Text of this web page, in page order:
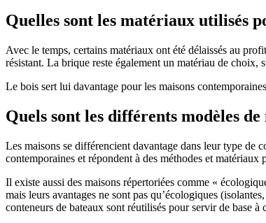
Quelles sont les matériaux utilisés
Avec le temps, certains matériaux ont été délaissés au
résistant. La brique reste également un matériau de
Le bois sert lui davantage pour les maisons
Quels sont les différents modèles de
Les maisons se différencient davantage dans leur type de
contemporaines et répondent à des méthodes et
Il existe aussi des maisons répertoriées comme «
mais leurs avantages ne sont pas qu’écologiques
conteneurs de bateaux sont réutilisés pour servir de base